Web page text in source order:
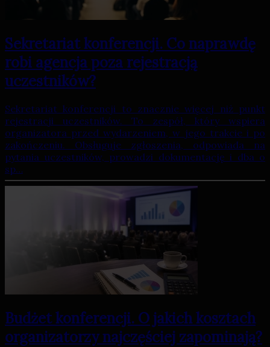
Sekretariat konferencji. Co naprawdę
robi agencja poza rejestracją
uczestników?
Sekretariat konferencji to znacznie więcej niż punkt
rejestracji uczestników. To zespół, który wspiera
organizatora przed wydarzeniem, w jego trakcie i po
zakończeniu. Obsługuje zgłoszenia, odpowiada na
pytania uczestników, prowadzi dokumentację i dba o
sp…
Budżet konferencji. O jakich kosztach
organizatorzy najczęściej zapominają?